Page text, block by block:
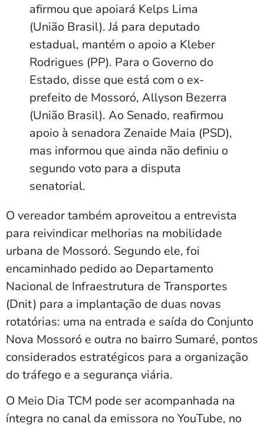
afirmou que apoiará Kelps Lima
(União Brasil). Já para deputado
estadual, mantém o apoio a Kleber
Rodrigues (PP). Para o Governo do
Estado, disse que está com o ex-
prefeito de Mossoró, Allyson Bezerra
(União Brasil). Ao Senado, reafirmou
apoio à senadora Zenaide Maia (PSD),
mas informou que ainda não definiu o
segundo voto para a disputa
senatorial.
O vereador também aproveitou a entrevista
para reivindicar melhorias na mobilidade
urbana de Mossoró. Segundo ele, foi
encaminhado pedido ao Departamento
Nacional de Infraestrutura de Transportes
(Dnit) para a implantação de duas novas
rotatórias: uma na entrada e saída do Conjunto
Nova Mossoró e outra no bairro Sumaré, pontos
considerados estratégicos para a organização
do tráfego e a segurança viária.
O Meio Dia TCM pode ser acompanhada na
íntegra no canal da emissora no YouTube, no